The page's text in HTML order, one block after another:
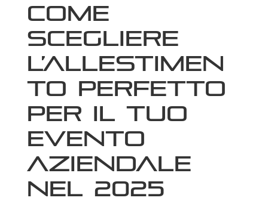
Come
scegliere
l’allestimen
to perfetto
per il tuo
evento
aziendale
nel 2025